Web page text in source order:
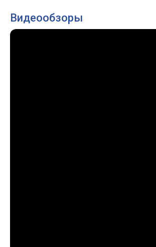
Видеообзоры